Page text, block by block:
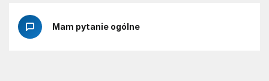
Mam pytanie ogólne